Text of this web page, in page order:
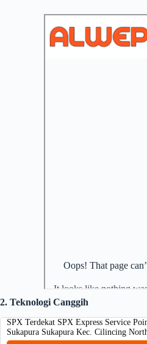
2. Teknologi Canggih
SPX Terdekat SPX Express Service
Sukapura Sukapura Kec. Cilincing